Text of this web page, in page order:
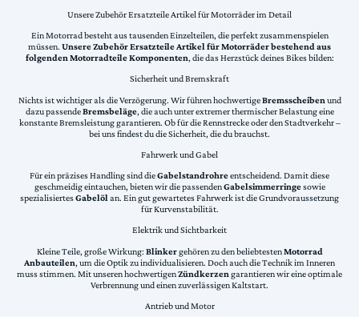
Unsere Zubehör Ersatzteile Artikel für Motorräder im Detail
Ein Motorrad besteht aus tausenden Einzelteilen, die perfekt zusammenspielen
müssen. Unsere Zubehör Ersatzteile Artikel für Motorräder bestehend aus
folgenden Motorradteile Komponenten, die das Herzstück deines Bikes bilden:
Sicherheit und Bremskraft
Nichts ist wichtiger als die Verzögerung. Wir führen hochwertigeBremsscheiben und
dazu passendeBremsbeläge, die auch unter extremer thermischer Belastung eine
konstante Bremsleistung garantieren. Ob für die Rennstrecke oder den Stadtverkehr –
bei uns findest du die Sicherheit, die du brauchst.
Fahrwerk und Gabel
Für ein präzises Handling sind dieGabelstandrohreentscheidend. Damit diese
geschmeidig eintauchen, bieten wir die passendenGabelsimmerringesowie
spezialisiertesGabelölan. Ein gut gewartetes Fahrwerk ist die Grundvoraussetzung
für Kurvenstabilität.
Elektrik und Sichtbarkeit
Kleine Teile, große Wirkung: Blinkergehören zu den beliebtestenMotorrad
Anbauteilen, um die Optik zu individualisieren. Doch auch die Technik im Inneren
muss stimmen. Mit unseren hochwertigenZündkerzen garantieren wir eine optimale
Verbrennung und einen zuverlässigen Kaltstart.
Antrieb und Motor